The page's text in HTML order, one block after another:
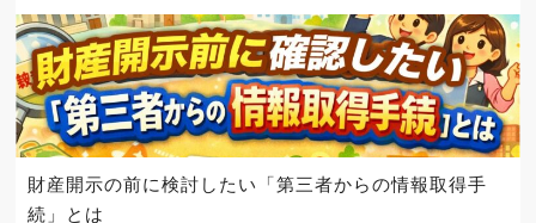
財産開示の前に検討したい「第三者からの情報取得手
続」とは